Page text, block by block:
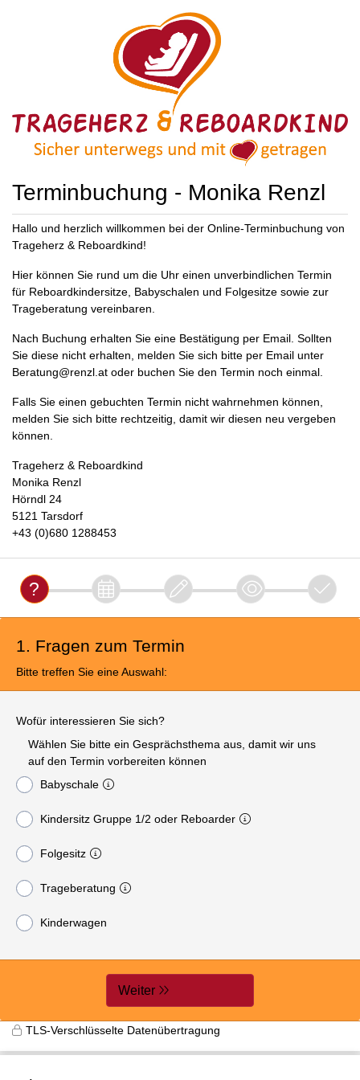
Terminbuchung - Monika Renzl
Hallo und herzlich willkommen bei der Online-Terminbuchung von
Trageherz & Reboardkind!
Hier können Sie rund um die Uhr einen unverbindlichen Termin
für Reboardkindersitze, Babyschalen und Folgesitze sowie zur
Trageberatung vereinbaren.
Nach Buchung erhalten Sie eine Bestätigung per Email. Sollten
Sie diese nicht erhalten, melden Sie sich bitte per Email unter
Beratung@renzl.at oder buchen Sie den Termin noch einmal.
Falls Sie einen gebuchten Termin nicht wahrnehmen können,
melden Sie sich bitte rechtzeitig, damit wir diesen neu vergeben
können.
Trageherz & Reboardkind
Monika Renzl
Hörndl 24
5121 Tarsdorf
+43 (0)680 1288453
1. Fragen zum Termin
Bitte treffen Sie eine Auswahl:
Wofür interessieren Sie sich?
Wählen Sie bitte ein Gesprächsthema aus, damit wir uns
auf den Termin vorbereiten können
Babyschale
Kindersitz Gruppe 1/2 oder Reboarder
Folgesitz
Trageberatung
Kinderwagen
Weiter
TLS-Verschlüsselte Datenübertragung